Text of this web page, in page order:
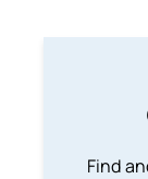
Find